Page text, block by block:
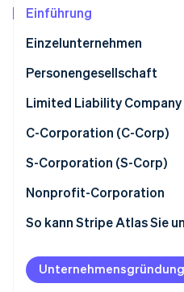
Jetzt ansehen
Einführung
Einzelunternehmen
Personengesellschaft
Limited Liability Company
C-Corporation (C-Corp)
S-Corporation (S-Corp)
Nonprofit-Corporation
So kann Stripe Atlas Sie
Bei Atlas eine
Zahlungen und